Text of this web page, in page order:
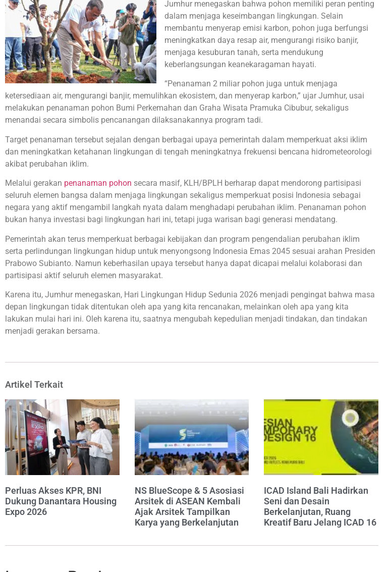
Jumhur menegaskan bahwa pohon memiliki peran penting
dalam menjaga keseimbangan lingkungan. Selain
membantu menyerap emisi karbon, pohon juga berfungsi
meningkatkan daya resap air, mengurangi risiko banjir,
menjaga kesuburan tanah, serta mendukung
keberlangsungan keanekaragaman hayati.
“Penanaman 2 miliar pohon juga untuk menjaga
ketersediaan air, mengurangi banjir, memulihkan ekosistem, dan menyerap karbon,” ujar Jumhur, usai
melakukan penanaman pohon Bumi Perkemahan dan Graha Wisata Pramuka Cibubur, sekaligus
menandai secara simbolis pencanangan dilaksanakannya program tadi.
Target penanaman tersebut sejalan dengan berbagai upaya pemerintah dalam memperkuat aksi iklim
dan meningkatkan ketahanan lingkungan di tengah meningkatnya frekuensi bencana hidrometeorologi
akibat perubahan iklim.
Melalui gerakan penanaman pohon secara masif, KLH/BPLH berharap dapat mendorong partisipasi
seluruh elemen bangsa dalam menjaga lingkungan sekaligus memperkuat posisi Indonesia sebagai
negara yang aktif mengambil langkah nyata dalam menghadapi perubahan iklim. Penanaman pohon
bukan hanya investasi bagi lingkungan hari ini, tetapi juga warisan bagi generasi mendatang.
Pemerintah akan terus memperkuat berbagai kebijakan dan program pengendalian perubahan iklim
serta perlindungan lingkungan hidup untuk menyongsong Indonesia Emas 2045 sesuai arahan Presiden
Prabowo Subianto. Namun keberhasilan upaya tersebut hanya dapat dicapai melalui kolaborasi dan
partisipasi aktif seluruh elemen masyarakat.
Karena itu, Jumhur menegaskan, Hari Lingkungan Hidup Sedunia 2026 menjadi pengingat bahwa masa
depan lingkungan tidak ditentukan oleh apa yang kita rencanakan, melainkan oleh apa yang kita
lakukan mulai hari ini. Oleh karena itu, saatnya mengubah kepedulian menjadi tindakan, dan tindakan
menjadi gerakan bersama.
Artikel Terkait
Perluas Akses KPR, BNI
Dukung Danantara Housing
Expo 2026
NS BlueScope & 5 Asosiasi
Arsitek di ASEAN Kembali
Ajak Arsitek Tampilkan
Karya yang Berkelanjutan
ICAD Island Bali Hadirkan
Seni dan Desain
Berkelanjutan, Ruang
Kreatif Baru Jelang ICAD 16